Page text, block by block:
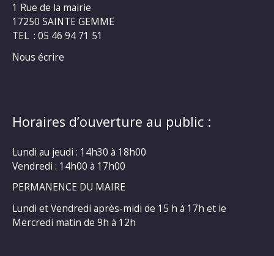
1 Rue de la mairie
17250 SAINTE GEMME
TEL : 05 46 94 71 51
Nous écrire
Horaires d’ouverture au public :
Lundi au jeudi : 14h30 à 18h00
Vendredi : 14h00 à 17h00
PERMANENCE DU MAIRE
Lundi et Vendredi après-midi de 15 h à 17h et le
Mercredi matin de 9h à 12h